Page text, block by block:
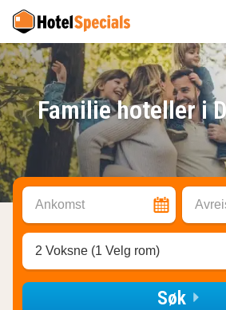
Familie hoteller i
Ankomst
2 Voksne (1 Velg rom)
Søk